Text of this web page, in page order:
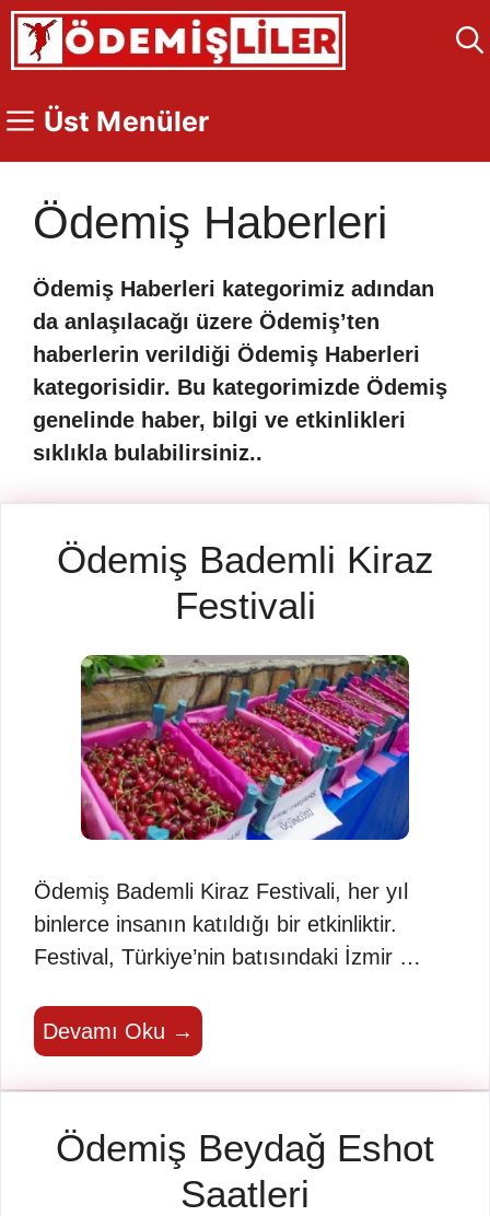
İçeriğe
atla
Üst Menüler
Ödemiş Haberleri
Ödemiş Haberleri kategorimiz adından
da anlaşılacağı üzere Ödemiş’ten
haberlerin verildiği Ödemiş Haberleri
kategorisidir. Bu kategorimizde Ödemiş
genelinde haber, bilgi ve etkinlikleri
sıklıkla bulabilirsiniz..
Ödemiş Bademli Kiraz
Festivali
Ödemiş Bademli Kiraz Festivali, her yıl
binlerce insanın katıldığı bir etkinliktir.
Festival, Türkiye’nin batısındaki İzmir …
Devamı Oku →
Ödemiş Beydağ Eshot
Saatleri